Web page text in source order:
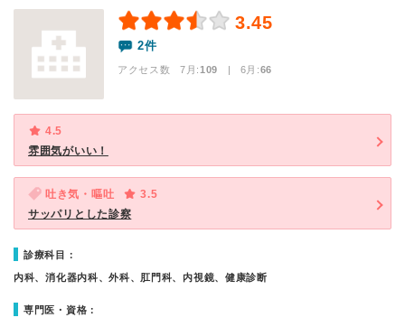
3.45
2件
アクセス数 7月:109 | 6月:66
4.5
雰囲気がいい！
吐き気・嘔吐
3.5
サッパリとした診察
診療科目：
内科、消化器内科、外科、肛門科、内視鏡、健康診断
専門医・資格：